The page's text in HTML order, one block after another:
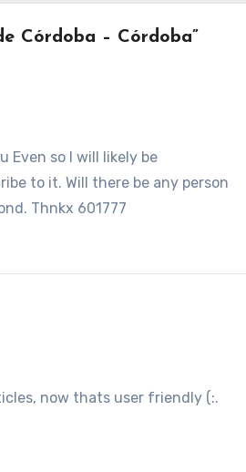
Córdoba – Córdoba”
Even so I will likely be
to it. Will there be any person
Thnkx 601777
now thats user friendly (:.